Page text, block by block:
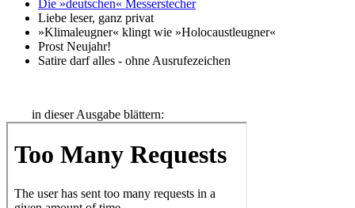
Die »deutschen« Messerstecher
Liebe leser, ganz privat
»Klimaleugner« klingt wie »Holocaustleugner«
Prost Neujahr!
Satire darf alles - ohne Ausrufezeichen
in dieser Ausgabe blättern: